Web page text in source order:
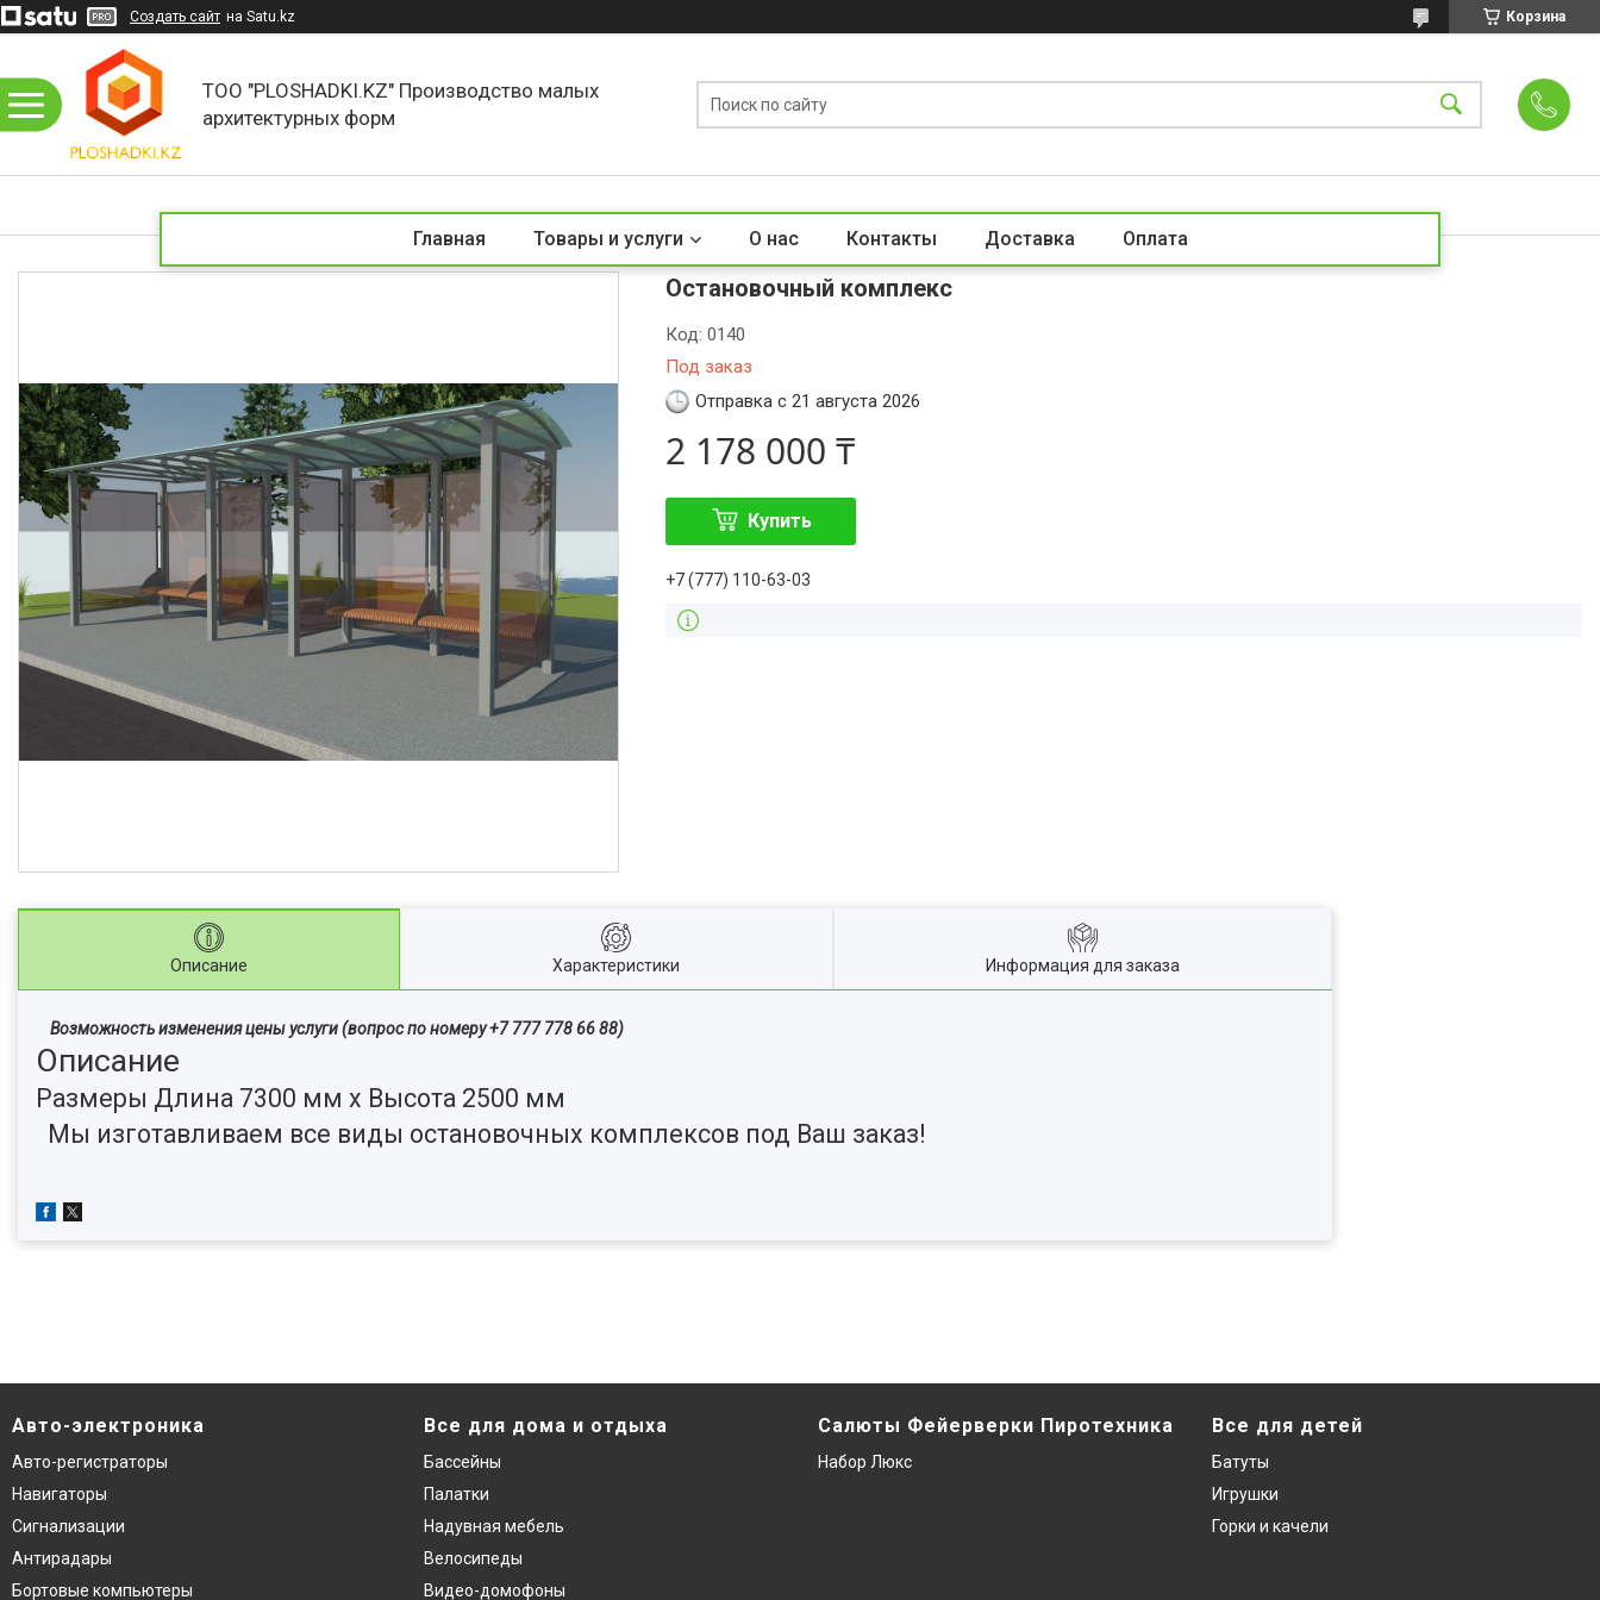
Создать сайт на Satu.kz Корзина
ТОО "PLOSHADKI.KZ" Производство малых
архитектурных форм
Главная Товары и услуги О нас Контакты Доставка Оплата
Остановочный комплекс
Под заказ
Код:0140
Отправка с 21 августа 2026
2 178 000 ₸
Купить
+7 (777) 110-63-03
Описание Характеристики Информация для заказа
Возможность изменения цены услуги (вопрос по номеру +7 777 778 66 88)
Описание
Размеры Длина 7300 мм х Высота 2500 мм
Мы изготавливаем все виды остановочных комплексов под Ваш заказ!
Авто-электроника
Авто-регистраторы
Навигаторы
Сигнализации
Антирадары
Бортовые компьютеры
Все для дома и отдыха
Бассейны
Палатки
Надувная мебель
Велосипеды
Видео-домофоны
Салюты Фейерверки Пиротехника
Набор Люкс
Все для детей
Батуты
Игрушки
Горки и качели